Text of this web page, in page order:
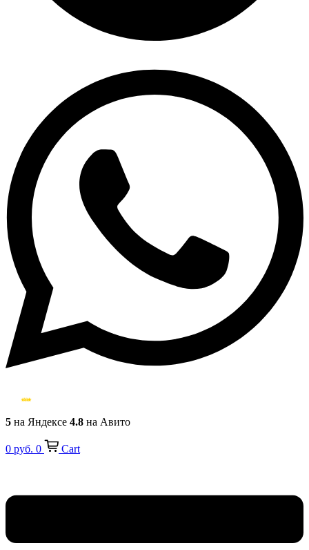
5 на Яндексе 4.8 на Авито
0 руб. 0 Cart